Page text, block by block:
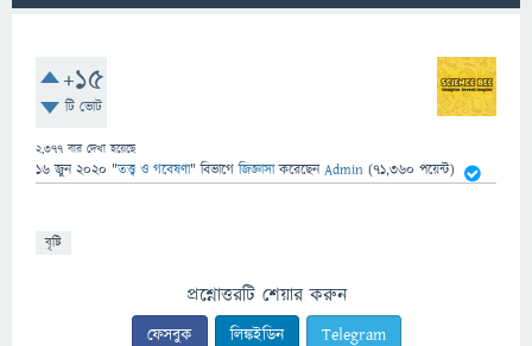
+15
টি ভোট
2,377 বার দেখা হয়েছে
16 জুন 2020 "তত্ত্ব ও গবেষণা" বিভাগে জিজ্ঞাসাকরেছেনAdmin (71,360 পয়েন্ট)
বৃষ্টি
প্রশ্নোত্তরটি শেয়ার করুন
ফেসবুক লিঙ্কইডিন Telegram